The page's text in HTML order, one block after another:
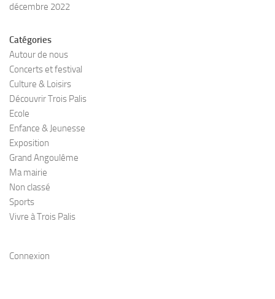
décembre 2022
Catégories
Autour de nous
Concerts et festival
Culture & Loisirs
Découvrir Trois Palis
Ecole
Enfance & Jeunesse
Exposition
Grand Angoulême
Ma mairie
Non classé
Sports
Vivre à Trois Palis
Connexion